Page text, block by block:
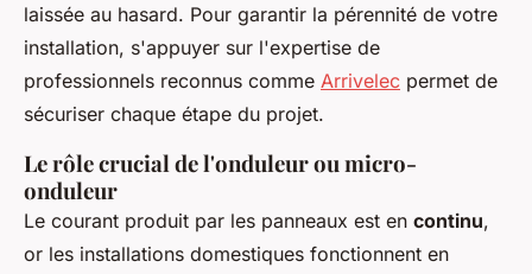
laissée au hasard. Pour garantir la pérennité de votre
installation, s'appuyer sur l'expertise de
professionnels reconnus comme Arrivelec permet de
sécuriser chaque étape du projet.
Le rôle crucial de l'onduleur ou micro-
onduleur
Le courant produit par les panneaux est en continu,
or les installations domestiques fonctionnent en